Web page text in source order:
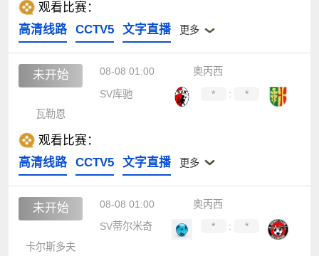
观看比赛：
高清线路
CCTV5 文字直播 更多
未开始 08-08 01:00
奥丙西
SV库驰
* :
*
瓦勒恩
观看比赛：
高清线路
CCTV5 文字直播 更多
未开始 08-08 01:00
奥丙西
SV蒂尔米奇
* :
*
卡尔斯多夫